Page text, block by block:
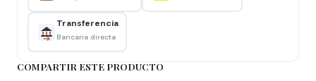
Altura: 76 cm
Transferencia
Bancaria directa
COMPARTIR ESTE PRODUCTO